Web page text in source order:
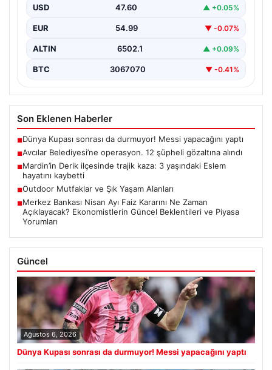
USD 47.60 ▲ +0.05%
EUR 54.99 ▼ -0.07%
ALTIN 6502.1 ▲ +0.09%
BTC 3067070 ▼ -0.41%
Son Eklenen Haberler
■Dünya Kupası sonrası da durmuyor! Messi yapacağını yaptı
■Avcılar Belediyesi’ne operasyon. 12 şüpheli gözaltına alındı
■Mardin’in Derik ilçesinde trajik kaza: 3 yaşındaki Eslem
hayatını kaybetti
■Outdoor Mutfaklar ve Şık Yaşam Alanları
■Merkez Bankası Nisan Ayı Faiz Kararını Ne Zaman
Açıklayacak? Ekonomistlerin Güncel Beklentileri ve Piyasa
Yorumları
Güncel
Ağustos 6, 2026
Dünya Kupası sonrası da durmuyor! Messi yapacağını yaptı